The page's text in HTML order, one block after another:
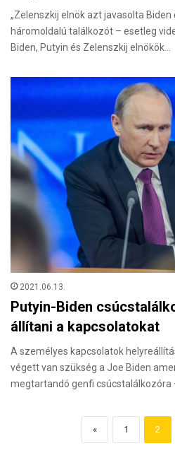
„Zelenszkij elnök azt javasolta
háromoldalú találkozót – esetleg
Biden, Putyin és Zelenszkij elnökök…
2021.06.13.
Putyin-Biden
állítani a kapcsolatokat
A személyes kapcsolatok
végett van szükség a Joe Biden
megtartandó genfi csúcstalálkozóra
« 1 2